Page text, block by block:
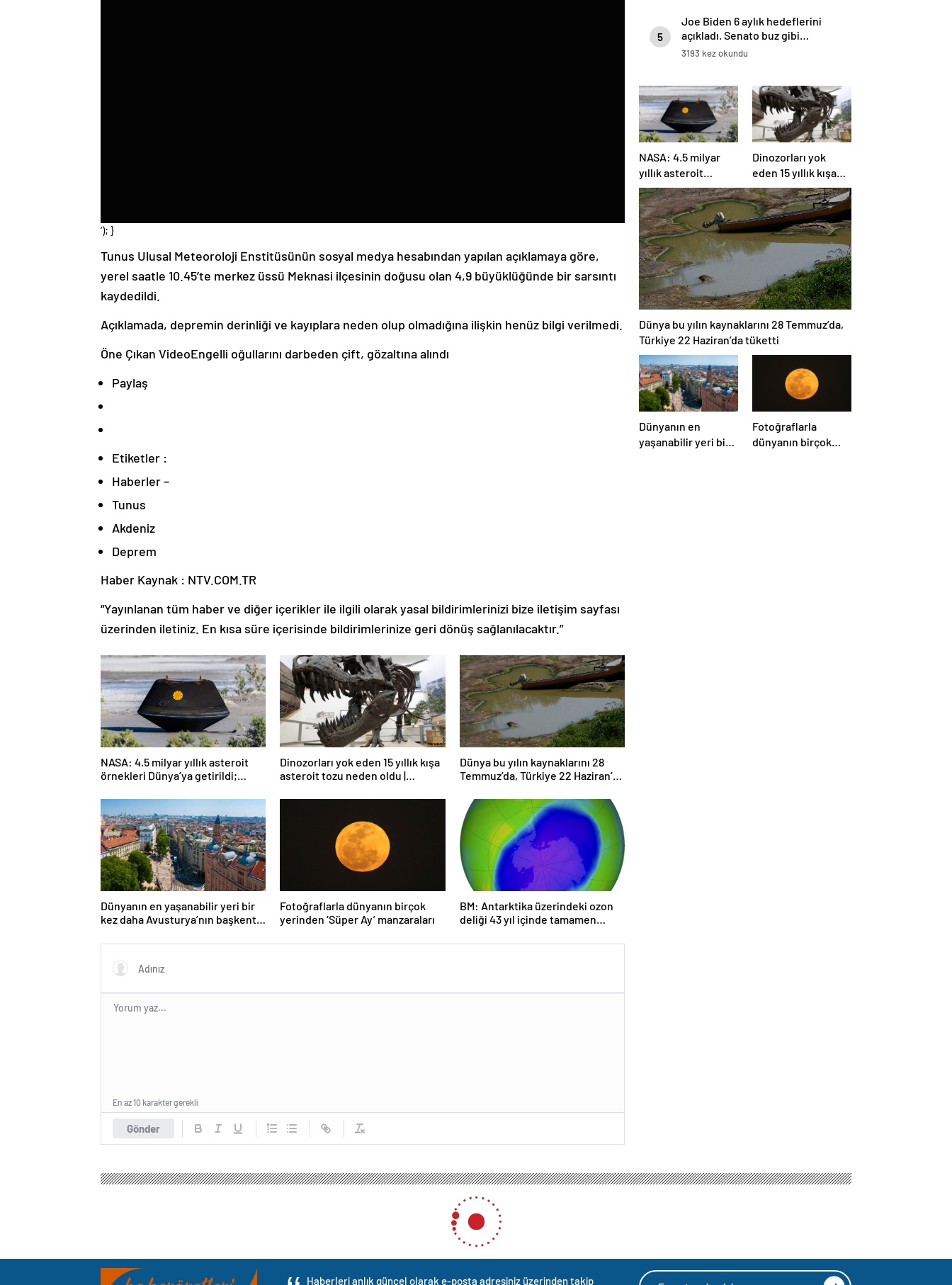
‘); }
Tunus Ulusal Meteoroloji Enstitüsünün sosyal medya hesabından yapılan açıklamaya göre,
yerel saatle 10.45’te merkez üssü Meknasi ilçesinin doğusu olan 4,9 büyüklüğünde bir sarsıntı
kaydedildi.
Açıklamada, depremin derinliği ve kayıplara neden olup olmadığına ilişkin henüz bilgi verilmedi.
Öne Çıkan VideoEngelli oğullarını darbeden çift, gözaltına alındı
Paylaş
Etiketler :
Haberler –
Tunus
Akdeniz
Deprem
Haber Kaynak : NTV.COM.TR
“Yayınlanan tüm haber ve diğer içerikler ile ilgili olarak yasal bildirimlerinizi bize iletişim sayfası
üzerinden iletiniz. En kısa süre içerisinde bildirimlerinize geri dönüş sağlanılacaktır.”
NASA: 4.5 milyar yıllık asteroit
örnekleri Dünya’ya getirildi;
tutabilir
Dinozorları yok eden 15 yıllık kışa
asteroit tozu neden oldu |
Dünya bu yılın kaynaklarını 28
Temmuz’da, Türkiye 22 Haziran’da
Dünyanın en yaşanabilir yeri bir
kez daha Avusturya’nın başkenti
Fotoğraflarla dünyanın birçok
yerinden ‘Süper Ay’ manzaraları
BM: Antarktika üzerindeki ozon
deliği 43 yıl içinde tamamen
Gönder
En az 10 karakter gerekli
5
Joe Biden 6 aylık hedeflerini
açıkladı. Senato buz gibi…
3193 kez okundu
NASA: 4.5 milyar
yıllık asteroit
örnekleri Dünya’ya
getirildi; yaşamın
başlangıcına ışık
tutabilir
Dinozorları yok
eden 15 yıllık kışa
asteroit tozu neden
oldu | Araştırma
Dünya bu yılın kaynaklarını 28 Temmuz’da,
Türkiye 22 Haziran’da tüketti
Dünyanın en
yaşanabilir yeri bir
Fotoğraflarla
dünyanın birçok
Haberleri anlık güncel olarak e-posta adresiniz üzerinden takip